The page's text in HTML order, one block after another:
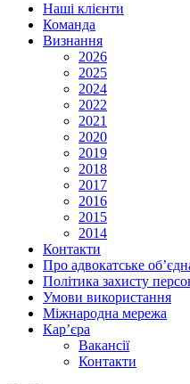
Наші клієнти
Команда
Визнання
2026
2025
2024
2022
2021
2020
2019
2018
2017
2016
2015
2014
Контакти
Про адвокатське
Політика захисту
Умови використання
Міжнародна мережа
Кар’єра
Вакансії
Контакти